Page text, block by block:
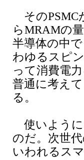
そのPSMC
らMRAMの
半導体の中
わゆるスピ
って消費電
普通に考え
る。
使いように
のだ。次世
いわれるス